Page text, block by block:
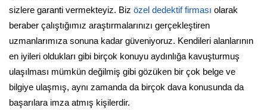
sizlere garanti vermekteyiz. Biz özel dedektif firması olarak
beraber çalıştığımız araştırmalarınızı gerçekleştiren
uzmanlarımıza sonuna kadar güveniyoruz. Kendileri alanlarının
en iyileri oldukları gibi birçok konuyu aydınlığa kavuşturmuş
ulaşılması mümkün değilmiş gibi gözüken bir çok belge ve
bilgiye ulaşmış, aynı zamanda da birçok dava konusunda da
başarılara imza atmış kişilerdir.